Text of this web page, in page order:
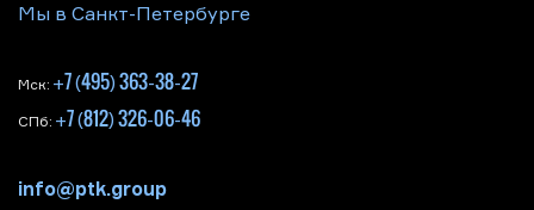
Мы в Санкт-Петербурге
Мск: +7 (495) 363-38-27
СПб: +7 (812) 326-06-46
info@ptk.group